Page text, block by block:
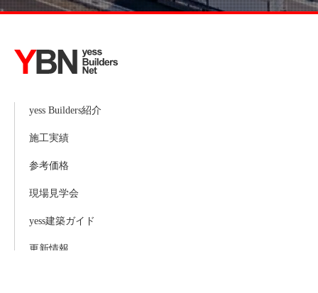
yess Builders紹介
施工実績
参考価格
現場見学会
yess建築ガイド
更新情報